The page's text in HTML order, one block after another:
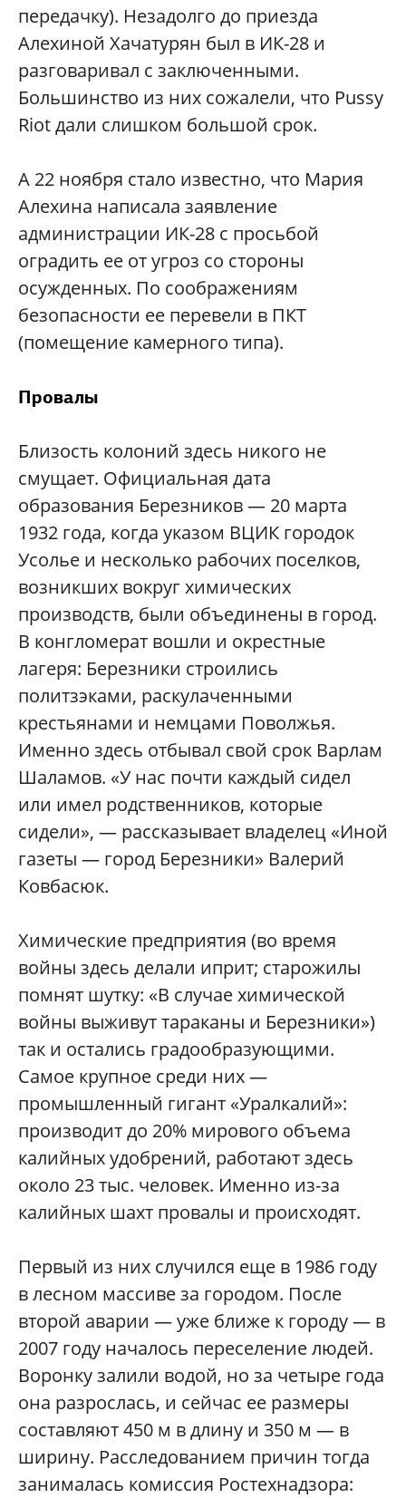
передачку). Незадолго до приезда
Алехиной Хачатурян был в ИК-28 и
разговаривал с заключенными.
Большинство из них сожалели, что Pussy
Riot дали слишком большой срок.
А 22 ноября стало известно, что Мария
Алехина написала заявление
администрации ИК-28 с просьбой
оградить ее от угроз со стороны
осужденных. По соображениям
безопасности ее перевели в ПКТ
(помещение камерного типа).
Провалы
Близость колоний здесь никого не
смущает. Официальная дата
образования Березников — 20 марта
1932 года, когда указом ВЦИК городок
Усолье и несколько рабочих поселков,
возникших вокруг химических
производств, были объединены в город.
В конгломерат вошли и окрестные
лагеря: Березники строились
политзэками, раскулаченными
крестьянами и немцами Поволжья.
Именно здесь отбывал свой срок Варлам
Шаламов. «У нас почти каждый сидел
или имел родственников, которые
сидели», — рассказывает владелец «Иной
газеты — город Березники» Валерий
Ковбасюк.
Химические предприятия (во время
войны здесь делали иприт; старожилы
помнят шутку: «В случае химической
войны выживут тараканы и Березники»)
так и остались градообразующими.
Самое крупное среди них —
промышленный гигант «Уралкалий»:
производит до 20% мирового объема
калийных удобрений, работают здесь
около 23 тыс. человек. Именно из-за
калийных шахт провалы и происходят.
Первый из них случился еще в 1986 году
в лесном массиве за городом. После
второй аварии — уже ближе к городу — в
2007 году началось переселение людей.
Воронку залили водой, но за четыре года
она разрослась, и сейчас ее размеры
составляют 450 м в длину и 350 м — в
ширину. Расследованием причин тогда
занималась комиссия Ростехнадзора: